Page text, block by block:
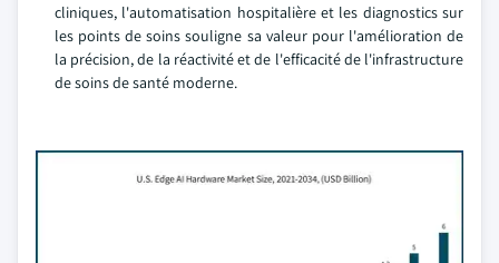
cliniques, l'automatisation hospitalière et les diagnostics sur
les points de soins souligne sa valeur pour l'amélioration de
la précision, de la réactivité et de l'efficacité de l'infrastructure
de soins de santé moderne.